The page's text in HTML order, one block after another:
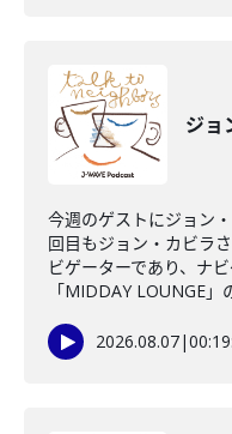
ジョ
今週のゲストにジョン
回目もジョン・カビラ
ビゲーターであり、ナ
「MIDDAY LOUNGE」
2026.08.07|